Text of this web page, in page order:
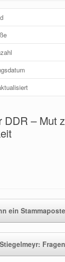
DDR – Mut
ein